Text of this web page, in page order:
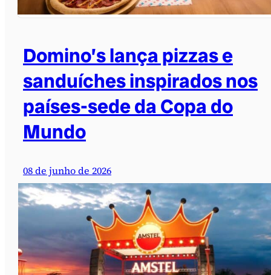
Domino’s lança pizzas e
sanduíches inspirados nos
países-sede da Copa do
Mundo
08 de junho de 2026